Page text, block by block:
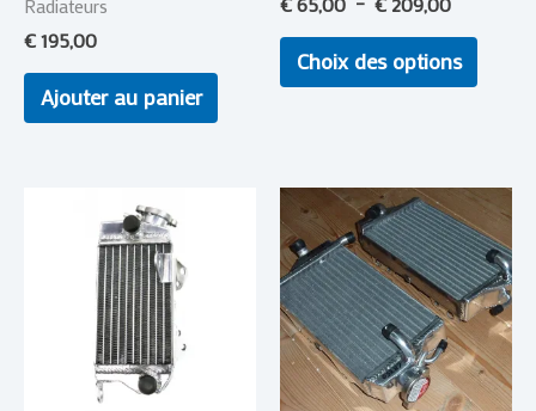
Radiateurs
€195,00
Ajouter au panier
Choix des options
page
Plage
de
prix :
€ 69,00
à
€ 209,00
Ce
a
Les